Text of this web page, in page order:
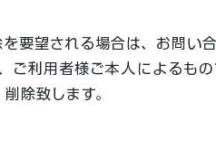
要望される場合は、お問い
ご利用者様ご本人によるも
除致します。